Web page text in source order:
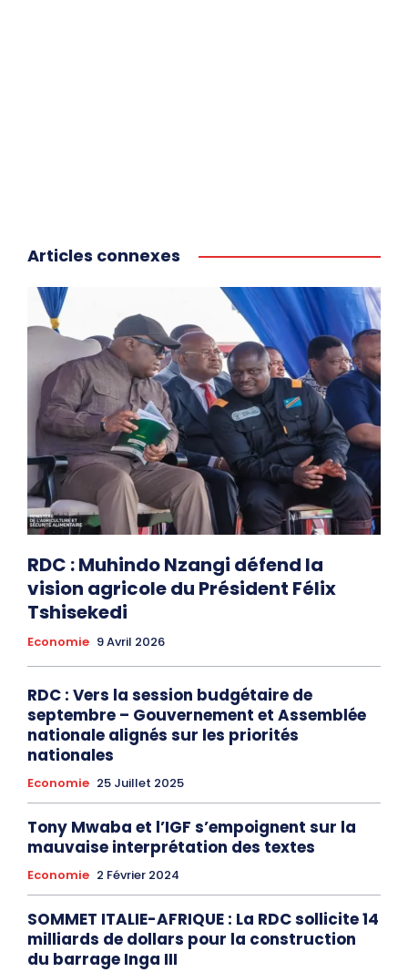
Articles connexes
RDC : Muhindo Nzangi défend la
vision agricole du Président Félix
Tshisekedi
Economie 9 Avril 2026
RDC : Vers la session budgétaire de
septembre – Gouvernement et Assemblée
nationale alignés sur les priorités
nationales
Economie 25 Juillet 2025
Tony Mwaba et l’IGF s’empoignent sur la
mauvaise interprétation des textes
Economie 2 Février 2024
SOMMET ITALIE-AFRIQUE : La RDC sollicite 14
milliards de dollars pour la construction
du barrage Inga III